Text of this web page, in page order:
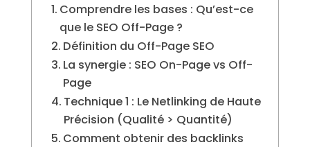
Comprendre les bases : Qu’est-ce
que le SEO Off-Page ?
Définition du Off-Page SEO
La synergie : SEO On-Page vs Off-
Page
Technique 1 : Le Netlinking de Haute
Précision (Qualité > Quantité)
Comment obtenir des backlinks